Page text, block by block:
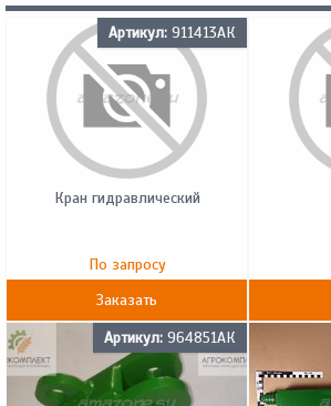
Артикул: 911413АК
Кран гидравлический
По запросу
Заказать
Артикул: 964851АК